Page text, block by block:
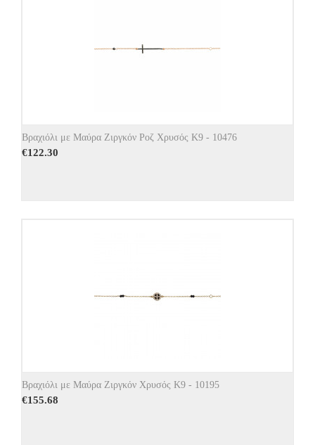
Βραχιόλι με Μαύρα Ζιργκόν Ροζ Χρυσός Κ9 - 10476
€122.30
Βραχιόλι με Μαύρα Ζιργκόν Χρυσός Κ9 - 10195
€155.68